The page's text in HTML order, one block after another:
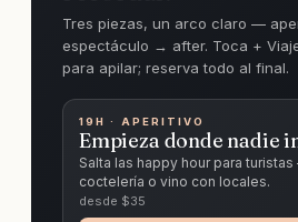
Tres piezas, un arco claro —
espectáculo → after. Toca +
para apilar; reserva todo al final.
19H · APERITIVO
Empieza donde nadie
Salta las happy hour para
coctelería o vino con locales.
desde $35